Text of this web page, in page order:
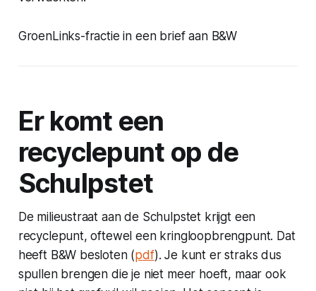
GroenLinks-fractie in een brief aan B&W
Er komt een
recyclepunt op de
Schulpstet
De milieustraat aan de Schulpstet krijgt een
recyclepunt, oftewel een kringloopbrengpunt. Dat
heeft B&W besloten (pdf). Je kunt er straks dus
spullen brengen die je niet meer hoeft, maar ook